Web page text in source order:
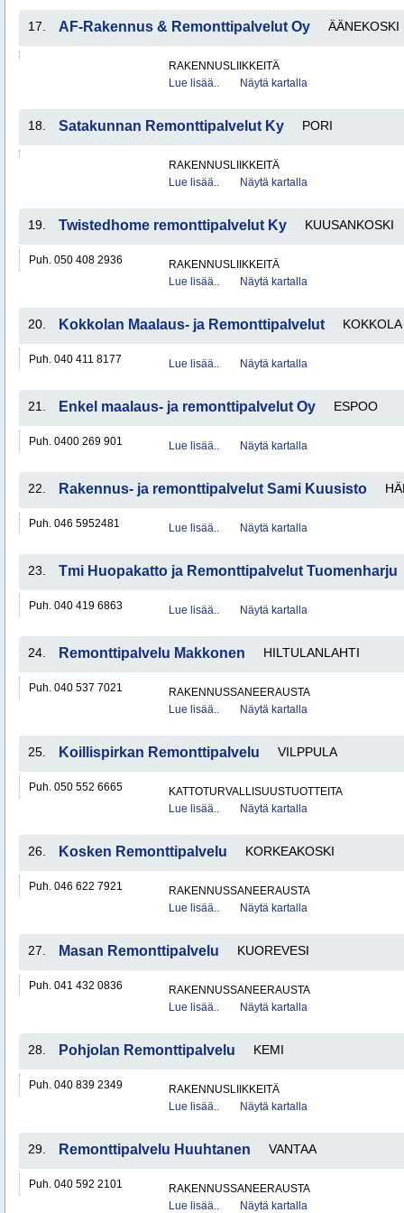
17. AF-Rakennus & Remonttipalvelut Oy ÄÄNEKOSKI
RAKENNUSLIIKKEITÄ
Lue lisää..
Näytä kartalla
18. Satakunnan Remonttipalvelut Ky PORI
RAKENNUSLIIKKEITÄ
Lue lisää..
Näytä kartalla
19. Twistedhome remonttipalvelut Ky KUUSANKOSKI
Puh. 050 408 2936
RAKENNUSLIIKKEITÄ
Lue lisää..
Näytä kartalla
20. Kokkolan Maalaus- ja Remonttipalvelut KOKKOLA
Puh. 040 411 8177 Lue lisää.. Näytä kartalla
21. Enkel maalaus- ja remonttipalvelut Oy ESPOO
Puh. 0400 269 901 Lue lisää.. Näytä kartalla
22. Rakennus- ja remonttipalvelut Sami Kuusisto
Puh. 046 5952481 Lue lisää.. Näytä kartalla
23. Tmi Huopakatto ja Remonttipalvelut Tuomenharju
Puh. 040 419 6863 Lue lisää.. Näytä kartalla
24. Remonttipalvelu Makkonen HILTULANLAHTI
Puh. 040 537 7021
RAKENNUSSANEERAUSTA
Lue lisää..
Näytä kartalla
25. Koillispirkan Remonttipalvelu VILPPULA
Puh. 050 552 6665
KATTOTURVALLISUUSTUOTTEITA
Lue lisää..
Näytä kartalla
26. Kosken Remonttipalvelu KORKEAKOSKI
Puh. 046 622 7921
RAKENNUSSANEERAUSTA
Lue lisää..
Näytä kartalla
27. Masan Remonttipalvelu KUOREVESI
Puh. 041 432 0836
RAKENNUSSANEERAUSTA
Lue lisää..
Näytä kartalla
28. Pohjolan Remonttipalvelu KEMI
Puh. 040 839 2349
RAKENNUSLIIKKEITÄ
Lue lisää..
Näytä kartalla
29. Remonttipalvelu Huuhtanen VANTAA
Puh. 040 592 2101
RAKENNUSSANEERAUSTA
Lue lisää..
Näytä kartalla